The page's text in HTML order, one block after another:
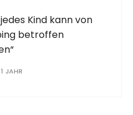
Kind kann von
betroffen
JAHR